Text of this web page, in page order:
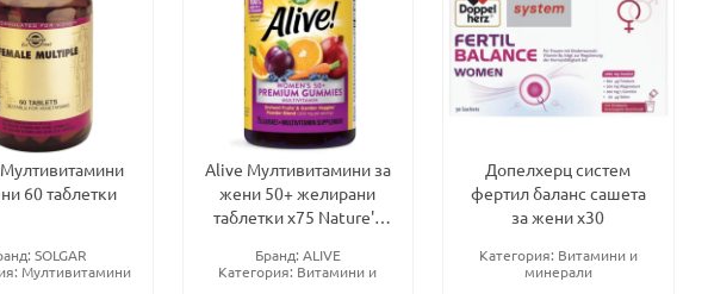
60 таблетки
SOLGAR
Мултивитамини
Alive Мултивитамини за
жени 50+ желирани
таблетки х75 Nature's
Бранд: ALIVE
Категория: Витамини и
Допелхерц систем
фертил баланс сашета
за жени х30
Категория: Витамини и
минерали